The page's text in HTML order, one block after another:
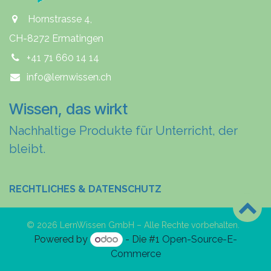
Hornstrasse 4,
CH-8272 Ermatingen
+41 71 660 14 14
info@lernwissen.ch
Wissen, das wirkt
Nachhaltige Produkte für Unterricht, der
bleibt.
RECHTLICHES & DATENSCHUTZ
© 2026 LernWissen GmbH – Alle Rechte vorbehalten.
Powered by - Die #1 Open-Source-E-
Commerce